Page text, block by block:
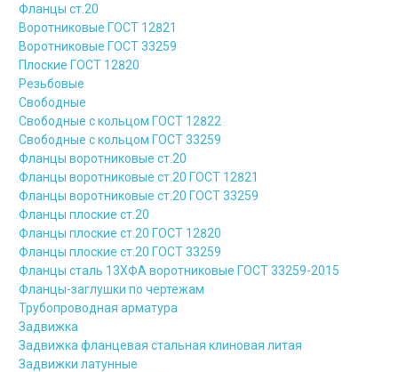
Фланцы ст.20
Воротниковые ГОСТ 12821
Воротниковые ГОСТ 33259
Плоские ГОСТ 12820
Резьбовые
Свободные
Свободные с кольцом ГОСТ 12822
Свободные с кольцом ГОСТ 33259
Фланцы воротниковые ст.20
Фланцы воротниковые ст.20 ГОСТ 12821
Фланцы воротниковые ст.20 ГОСТ 33259
Фланцы плоские ст.20
Фланцы плоские ст.20 ГОСТ 12820
Фланцы плоские ст.20 ГОСТ 33259
Фланцы сталь 13ХФА воротниковые ГОСТ 33259-2015
Фланцы-заглушки по чертежам
Трубопроводная арматура
Задвижка
Задвижка фланцевая стальная клиновая литая
Задвижки латунные